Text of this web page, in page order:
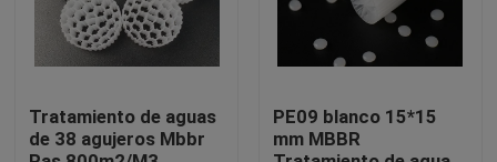
Viaje de la fábrica
Éntrenos en contacto con
Tratamiento de aguas
de 38 agujeros Mbbr
PE09 blanco 15*15
mm MBBR